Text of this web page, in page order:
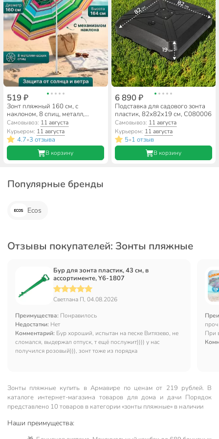
519 ₽
Зонт пляжный 160 см, с
наклоном, 8 спиц, металл,
Полосы, LG02/4
Самовывоз: 11 августа
Курьером: 11 августа
4.7•3 отзыва
В корзину
6 890 ₽
Подставка для садового зонта
пластик, 82х82х19 см, C080006
Самовывоз: 11 августа
Курьером: 11 августа
5•1 отзыв
В корзину
Популярные бренды
Ecos
Отзывы покупателей: Зонты пляжные
Бур для зонта пластик, 43 см, в
ассортименте, Y6-1807
Светлана П, 04.08.2026
Преимущества: Понравилось
Недостатки: Нет
Комментарий: Бур хороший, испытан на песке Витязево, не
сломался, выдержал отпуск, т ещё послужит)))) у нас
получился розовый))), зонт тоже из порядка
При
Зонты пляжные купить в Армавире по ценам от 219 рублей. В
каталоге интернет-магазина товаров для дома и дачи Порядок
представлено 10 товаров в категории «зонты пляжные» в наличии
Наши преимущества: